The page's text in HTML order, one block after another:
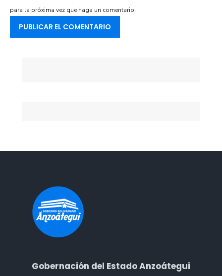
para la próxima vez que haga un comentario.
Gobernación del Estado Anzoátegui